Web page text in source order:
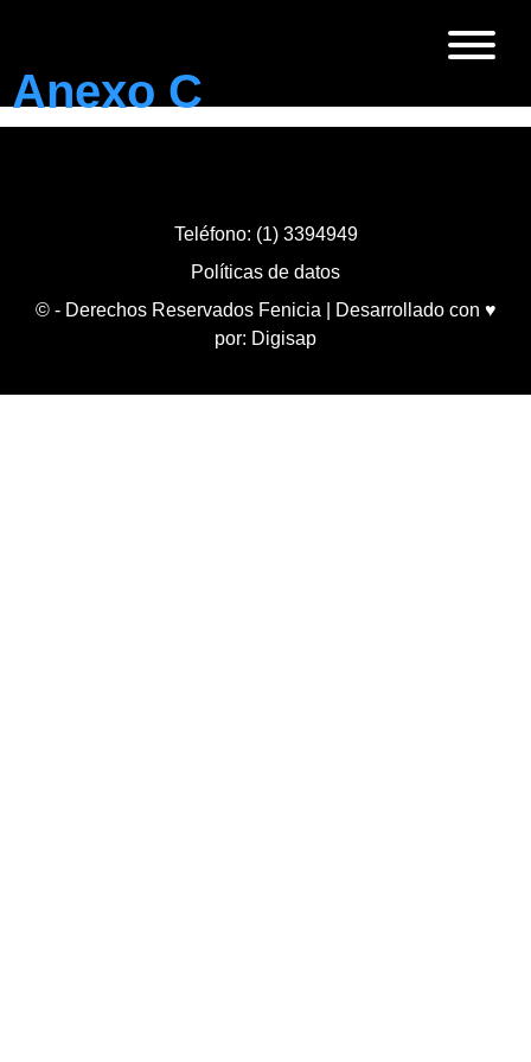
Anexo C
Teléfono: (1) 3394949
Políticas de datos
© - Derechos Reservados Fenicia | Desarrollado con ♥
por: Digisap